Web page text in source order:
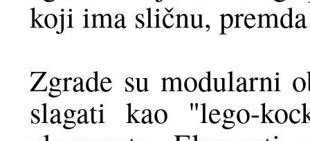
koji ima sličnu,
Zgrade su modularni
slagati kao "lego-